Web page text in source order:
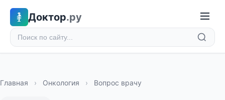
Доктор.ру
Главная › Онкология › Вопрос врачу